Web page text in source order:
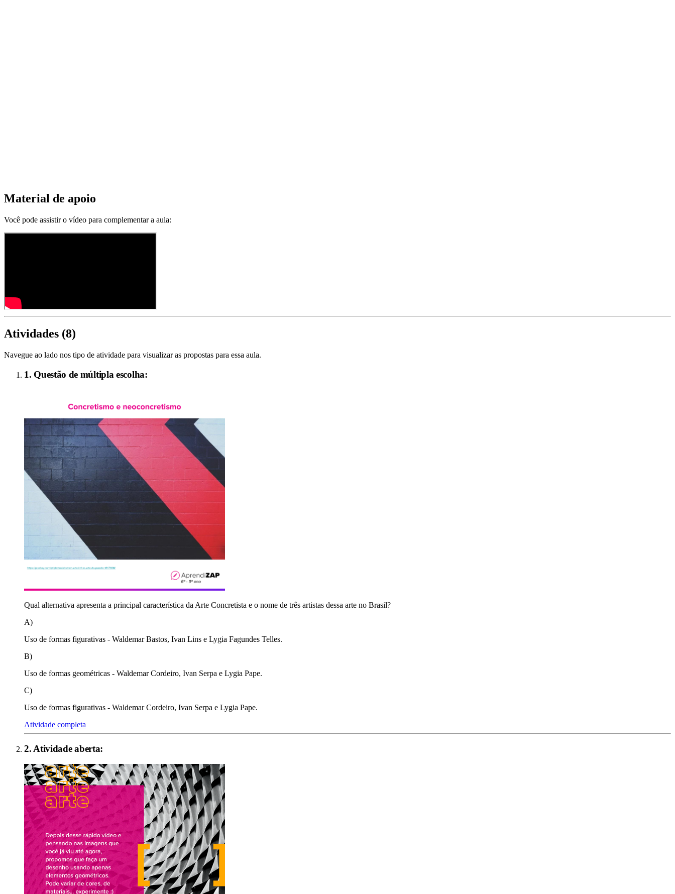
Material de apoio
Você pode assistir o vídeo para complementar a aula:
Atividades (8)
Navegue ao lado nos tipo de atividade para visualizar as propostas para essa aula.
1. Questão de múltipla escolha:
Qual alternativa apresenta a principal característica da Arte Concretista e o nome de três artistas dessa arte no Brasil?
A)
Uso de formas figurativas - Waldemar Bastos, Ivan Lins e Lygia Fagundes Telles.
B)
Uso de formas geométricas - Waldemar Cordeiro, Ivan Serpa e Lygia Pape.
C)
Uso de formas figurativas - Waldemar Cordeiro, Ivan Serpa e Lygia Pape.
Atividade completa
2. Atividade aberta: